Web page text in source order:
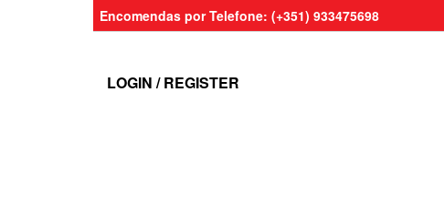
Encomendas por Telefone: (+351) 933475698
LOGIN / REGISTER